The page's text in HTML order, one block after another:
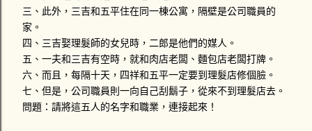
位駕駛應該也立刻解散吧。 心裡一直認為沒報案怪怪的我，到
了當天晚上就拉同學陪我去西屯派出所補報案。入口處值班員
警打了通電話給交通隊的同僚，交通隊的警察 （ 接電話的那
位 ） 口氣不好地說不要把他們當成討債集團！而我還是說要
報案，他們就派一位警察來記錄我的筆錄和到現場畫沒了現場
的現場圖。這是我第一次坐上警車，負責處理的警察對我抱怨
民眾的態度不佳，導致開車的那位警察為了維持他自身的尊
三、此外，三吉和五平住在同一棟公寓，隔壁是公司職員的
家。
四、三吉娶理髮師的女兒時，二郎是他們的媒人。
五、一夫和三吉有空時，就和肉店老闆、麵包店老闆打牌。
六、而且，每隔十天，四祥和五平一定要到理髮店修個臉。
七、但是，公司職員則一向自己刮鬍子，從來不到理髮店去。
問題：請將這五人的名字和職業，連接起來！